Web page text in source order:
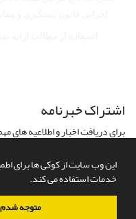
این وب سایت از کوکی ها برای
خدمات استفاده می کند.
متوجه شدم
اشتراک خبرنامه
برای دریافت اخبار و اطلاعیه